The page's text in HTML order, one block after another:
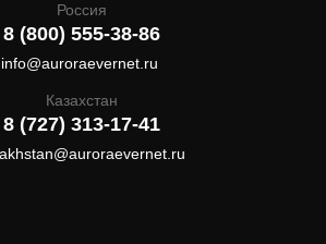
Россия
8 (800) 555-38-86
info@auroraevernet.ru
Казахстан
8 (727) 313-17-41